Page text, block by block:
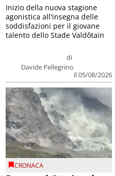
di
Davide Pellegrino
il 05/08/2026
Inizio della nuova stagione
agonistica all'insegna delle
soddisfazioni per il giovane
talento dello Stade Valdôtain
CRONACA